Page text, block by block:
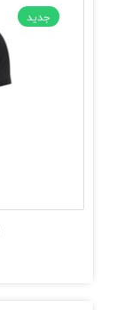
جدید